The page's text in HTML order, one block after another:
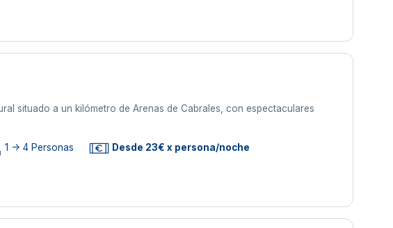
situado a un kilómetro de Arenas de Cabrales, con espectaculares
1 -> 4 Personas Desde 23€ x persona/noche